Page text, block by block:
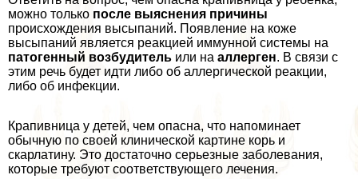
можно только после выяснения причины
происхождения высыпаний. Появление на коже
высыпаний является реакцией иммунной системы на
патогенный возбудитель или на аллерген. В связи с
этим речь будет идти либо об аллергической реакции,
либо об инфекции.
Крапивница у детей, чем опасна, что напоминает
обычную по своей клинической картине корь и
скарлатину. Это достаточно серьезные заболевания,
которые требуют соответствующего лечения.